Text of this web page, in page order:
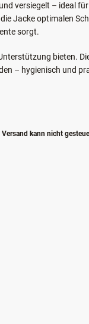
versiegelt – ideal
Jacke optimalen
sorgt.
bieten.
– hygienisch und
kann nicht